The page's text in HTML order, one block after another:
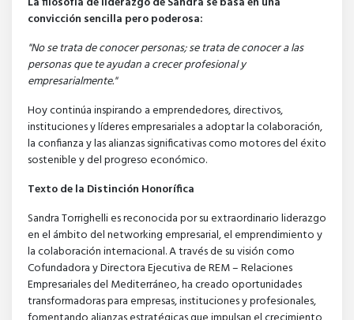
convicción sencilla pero poderosa:
"No se trata de conocer personas; se trata de conocer a las
personas que te ayudan a crecer profesional y
empresarialmente."
Hoy continúa inspirando a emprendedores, directivos,
instituciones y líderes empresariales a adoptar la colaboración,
la confianza y las alianzas significativas como motores del éxito
sostenible y del progreso económico.
Texto de la Distinción Honorífica
Sandra Torrighelli es reconocida por su extraordinario liderazgo
en el ámbito del networking empresarial, el emprendimiento y
la colaboración internacional. A través de su visión como
Cofundadora y Directora Ejecutiva de REM – Relaciones
Empresariales del Mediterráneo, ha creado oportunidades
transformadoras para empresas, instituciones y profesionales,